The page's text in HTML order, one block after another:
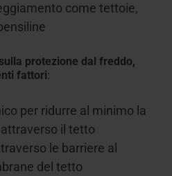
come tettoie,
protezione dal freddo,
fattori:
per ridurre al minimo la
il tetto
le barriere al
del tetto